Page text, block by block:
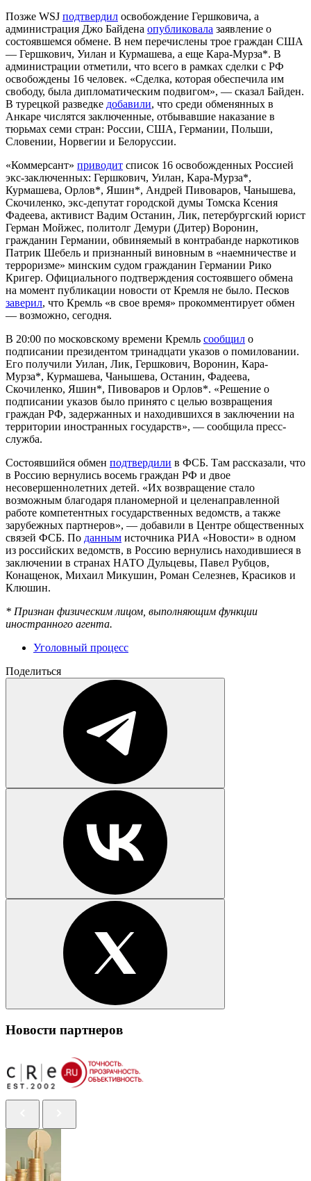
Позже WSJ подтвердил освобождение Гершковича, а
администрация Джо Байдена опубликовала заявление о
состоявшемся обмене. В нем перечислены трое граждан США
— Гершкович, Уилан и Курмашева, а еще Кара-Мурза*. В
администрации отметили, что всего в рамках сделки с РФ
освобождены 16 человек. «Сделка, которая обеспечила им
свободу, была дипломатическим подвигом», — сказал Байден.
В турецкой разведке добавили, что среди обменянных в
Анкаре числятся заключенные, отбывавшие наказание в
тюрьмах семи стран: России, США, Германии, Польши,
Словении, Норвегии и Белоруссии.
«Коммерсант» приводит список 16 освобожденных Россией
экс-заключенных: Гершкович, Уилан, Кара-Мурза*,
Курмашева, Орлов*, Яшин*, Андрей Пивоваров, Чанышева,
Скочиленко, экс-депутат городской думы Томска Ксения
Фадеева, активист Вадим Останин, Лик, петербургский юрист
Герман Мойжес, политолг Демури (Дитер) Воронин,
гражданин Германии, обвиняемый в контрабанде наркотиков
Патрик Шебель и признанный виновным в «наемничестве и
терроризме» минским судом гражданин Германии Рико
Кригер. Официального подтверждения состоявшего обмена
на момент публикации новости от Кремля не было. Песков
заверил, что Кремль «в свое время» прокомментирует обмен
— возможно, сегодня.
В 20:00 по московскому времени Кремль сообщил о
подписании президентом тринадцати указов о помиловании.
Его получили Уилан, Лик, Гершкович, Воронин, Кара-
Мурза*, Курмашева, Чанышева, Останин, Фадеева,
Скочиленко, Яшин*, Пивоваров и Орлов*. «Решение о
подписании указов было принято с целью возвращения
граждан РФ, задержанных и находившихся в заключении на
территории иностранных государств», — сообщила пресс-
служба.
Состоявшийся обмен подтвердили в ФСБ. Там рассказали, что
в Россию вернулись восемь граждан РФ и двое
несовершеннолетних детей. «Их возвращение стало
возможным благодаря планомерной и целенаправленной
работе компетентных государственных ведомств, а также
зарубежных партнеров», — добавили в Центре общественных
связей ФСБ. По данным источника РИА «Новости» в одном
из российских ведомств, в Россию вернулись находившиеся в
заключении в странах НАТО Дульцевы, Павел Рубцов,
Конащенок, Михаил Микушин, Роман Селезнев, Красиков и
Клюшин.
* Признан физическим лицом, выполняющим функции
иностранного агента.
Уголовный процесс
Поделиться
Новости партнеров